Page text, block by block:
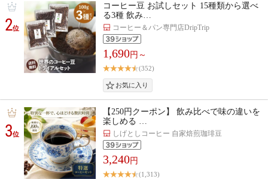
2位
コーヒー豆 お試しセット 15種類から選べ
る3種 飲み…
コーヒー＆パン専門店DripTrip
1,690円～
(352)
3位
【250円クーポン】 飲み比べで味の違いを
楽しめる …
しげとしコーヒー 自家焙煎珈琲豆
3,240円
(1,313)